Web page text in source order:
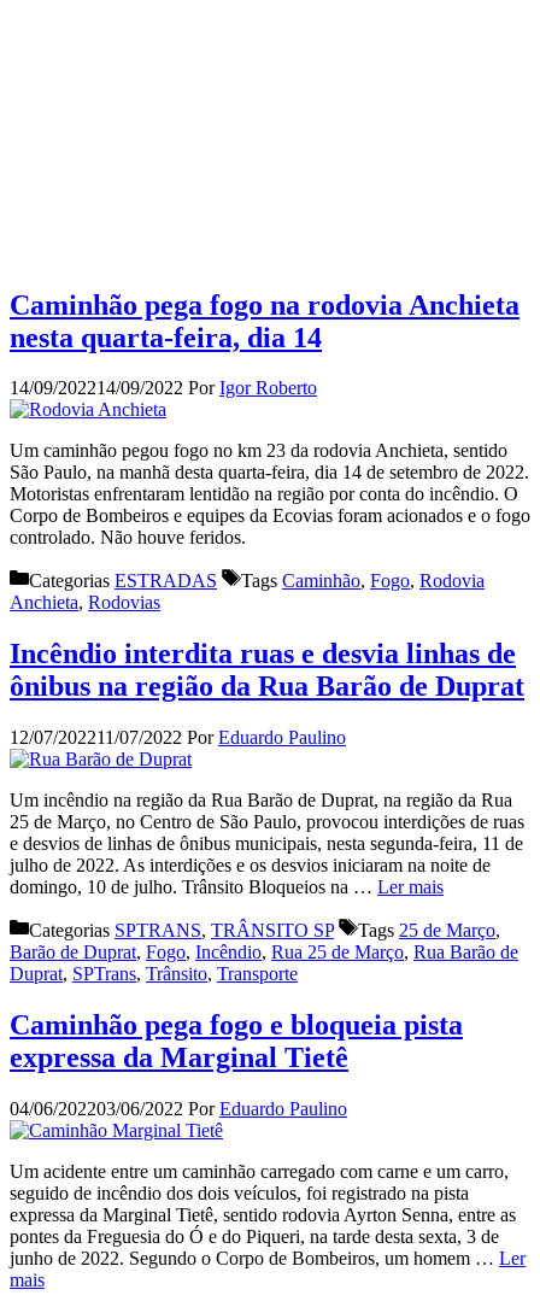
Caminhão pega fogo na rodovia Anchieta
nesta quarta-feira, dia 14
14/09/202214/09/2022 PorIgor Roberto
Um caminhão pegou fogo no km 23 da rodovia Anchieta, sentido
São Paulo, na manhã desta quarta-feira, dia 14 de setembro de 2022.
Motoristas enfrentaram lentidão na região por conta do incêndio. O
Corpo de Bombeiros e equipes da Ecovias foram acionados e o fogo
controlado. Não houve feridos.
Categorias ESTRADAS Tags Caminhão, Fogo, Rodovia
Anchieta, Rodovias
Incêndio interdita ruas e desvia linhas de
ônibus na região da Rua Barão de Duprat
12/07/202211/07/2022 PorEduardo Paulino
Um incêndio na região da Rua Barão de Duprat, na região da Rua
25 de Março, no Centro de São Paulo, provocou interdições de ruas
e desvios de linhas de ônibus municipais, nesta segunda-feira, 11 de
julho de 2022. As interdições e os desvios iniciaram na noite de
domingo, 10 de julho. Trânsito Bloqueios na … Ler mais
Categorias SPTRANS, TRÂNSITO SP Tags 25 de Março,
Barão de Duprat, Fogo, Incêndio, Rua 25 de Março, Rua Barão de
Duprat, SPTrans, Trânsito, Transporte
Caminhão pega fogo e bloqueia pista
expressa da Marginal Tietê
04/06/202203/06/2022 PorEduardo Paulino
Um acidente entre um caminhão carregado com carne e um carro,
seguido de incêndio dos dois veículos, foi registrado na pista
expressa da Marginal Tietê, sentido rodovia Ayrton Senna, entre as
pontes da Freguesia do Ó e do Piqueri, na tarde desta sexta, 3 de
junho de 2022. Segundo o Corpo de Bombeiros, um homem … Ler
mais